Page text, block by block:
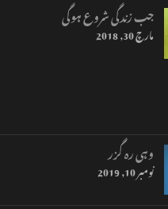
جب زندگی شروع ہوگی
مارچ 30, 2018
وہی رہ گزر
نومبر 10, 2019